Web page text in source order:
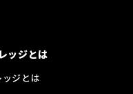
ッジとは
ジとは